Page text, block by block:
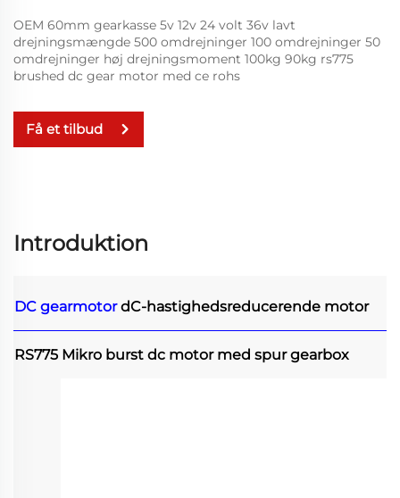
OEM 60mm gearkasse 5v 12v 24 volt 36v lavt
drejningsmængde 500 omdrejninger 100 omdrejninger 50
omdrejninger høj drejningsmoment 100kg 90kg rs775
brushed dc gear motor med ce rohs
Få et tilbud
Introduktion
DC gearmotordC-hastighedsreducerende motor
RS775 Mikro burst dc motor med spur gearbox